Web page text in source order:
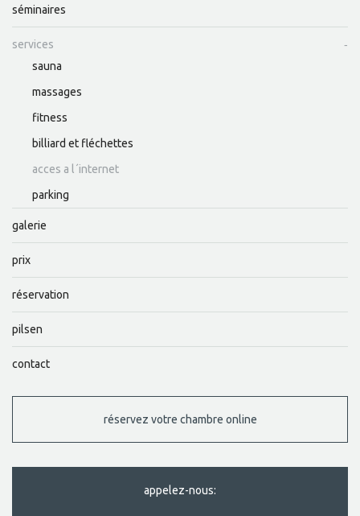
séminaires
services
sauna
massages
fitness
billiard et fléchettes
acces a l´internet
parking
galerie
prix
réservation
pilsen
contact
réservez votre chambre online
appelez-nous: